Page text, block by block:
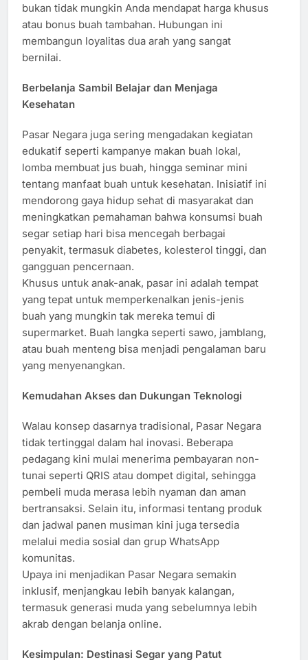
bukan tidak mungkin Anda mendapat harga khusus
atau bonus buah tambahan. Hubungan ini
membangun loyalitas dua arah yang sangat
bernilai.
Berbelanja Sambil Belajar dan Menjaga
Kesehatan
Pasar Negara juga sering mengadakan kegiatan
edukatif seperti kampanye makan buah lokal,
lomba membuat jus buah, hingga seminar mini
tentang manfaat buah untuk kesehatan. Inisiatif ini
mendorong gaya hidup sehat di masyarakat dan
meningkatkan pemahaman bahwa konsumsi buah
segar setiap hari bisa mencegah berbagai
penyakit, termasuk diabetes, kolesterol tinggi, dan
gangguan pencernaan.
Khusus untuk anak-anak, pasar ini adalah tempat
yang tepat untuk memperkenalkan jenis-jenis
buah yang mungkin tak mereka temui di
supermarket. Buah langka seperti sawo, jamblang,
atau buah menteng bisa menjadi pengalaman baru
yang menyenangkan.
Kemudahan Akses dan Dukungan Teknologi
Walau konsep dasarnya tradisional, Pasar Negara
tidak tertinggal dalam hal inovasi. Beberapa
pedagang kini mulai menerima pembayaran non-
tunai seperti QRIS atau dompet digital, sehingga
pembeli muda merasa lebih nyaman dan aman
bertransaksi. Selain itu, informasi tentang produk
dan jadwal panen musiman kini juga tersedia
melalui media sosial dan grup WhatsApp
komunitas.
Upaya ini menjadikan Pasar Negara semakin
inklusif, menjangkau lebih banyak kalangan,
termasuk generasi muda yang sebelumnya lebih
akrab dengan belanja online.
Kesimpulan: Destinasi Segar yang Patut